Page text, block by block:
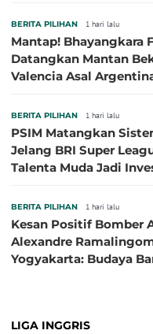
BERITA PILIHAN 1 hari lalu
Mantap! Bhayangkara
Datangkan Mantan
Valencia Asal Argentina, Kevin
BERITA PILIHAN 1 hari lalu
PSIM Matangkan
Jelang BRI Super
Talenta Muda Jadi
BERITA PILIHAN 1 hari lalu
Kesan Positif Bomber
Alexandre
Yogyakarta: Budaya
LIGA INGGRIS